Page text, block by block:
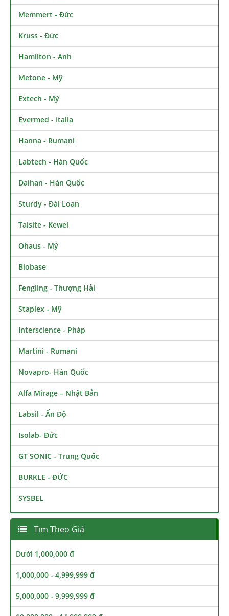
Memmert - Đức
Kruss - Đức
Hamilton - Anh
Metone - Mỹ
Extech - Mỹ
Evermed - Italia
Hanna - Rumani
Labtech - Hàn Quốc
Daihan - Hàn Quốc
Sturdy - Đài Loan
Taisite - Kewei
Ohaus - Mỹ
Biobase
Fengling - Thượng Hải
Staplex - Mỹ
Interscience - Pháp
Martini - Rumani
Novapro- Hàn Quốc
Alfa Mirage – Nhật Bản
Labsil - Ấn Độ
Isolab- Đức
GT SONIC - Trung Quốc
BURKLE - ĐỨC
SYSBEL
Tìm Theo Giá
Dưới 1,000,000 đ
1,000,000 - 4,999,999 đ
5,000,000 - 9,999,999 đ